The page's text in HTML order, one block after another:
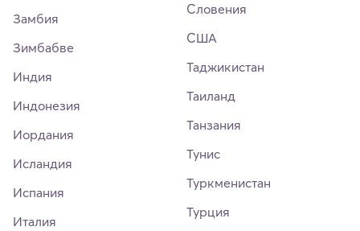
Замбия
Зимбабве
Индия
Индонезия
Иордания
Исландия
Испания
Италия
Словения
США
Таджикистан
Таиланд
Танзания
Тунис
Туркменистан
Турция